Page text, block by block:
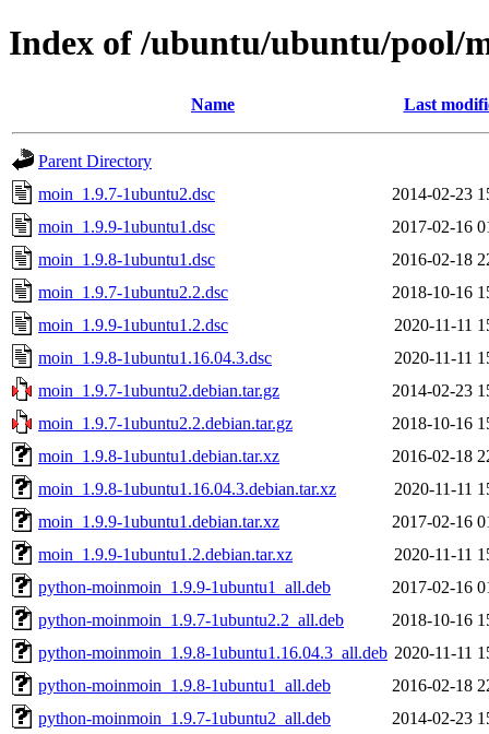
Index of /ubuntu/ubuntu/pool/
Name Last
Parent Directory
moin_1.9.7-1ubuntu2.dsc
2014-02-23
moin_1.9.9-1ubuntu1.dsc
2017-02-16
moin_1.9.8-1ubuntu1.dsc
2016-02-18
moin_1.9.7-1ubuntu2.2.dsc
2018-10-16
moin_1.9.9-1ubuntu1.2.dsc
2020-11-11
moin_1.9.8-1ubuntu1.16.04.3.dsc
2020-11-11
moin_1.9.7-1ubuntu2.debian.tar.gz
2014-02-23
moin_1.9.7-1ubuntu2.2.debian.tar.gz
2018-10-16
moin_1.9.8-1ubuntu1.debian.tar.xz
2016-02-18
moin_1.9.8-1ubuntu1.16.04.3.debian.tar.xz
2020-11-11
moin_1.9.9-1ubuntu1.debian.tar.xz
2017-02-16
moin_1.9.9-1ubuntu1.2.debian.tar.xz
2020-11-11
python-moinmoin_1.9.9-1ubuntu1_all.deb
2017-02-16
python-moinmoin_1.9.7-1ubuntu2.2_all.deb
2018-10-16
python-moinmoin_1.9.8-1ubuntu1.16.04.3_all.deb 2020-11-11
python-moinmoin_1.9.8-1ubuntu1_all.deb
2016-02-18
python-moinmoin_1.9.7-1ubuntu2_all.deb
2014-02-23